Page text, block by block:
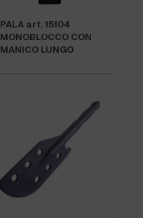
PALA art. 15104
MONOBLOCCO CON
MANICO LUNGO